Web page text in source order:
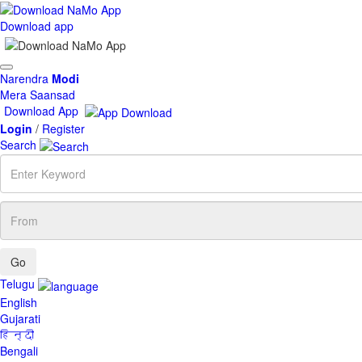
Download app
Toggle
navigation
Narendra Modi
Mera Saansad
Download App
Login / Register
Search
Enter
Keyword
From
Telugu
English
Gujarati
हिन्दी
Bengali